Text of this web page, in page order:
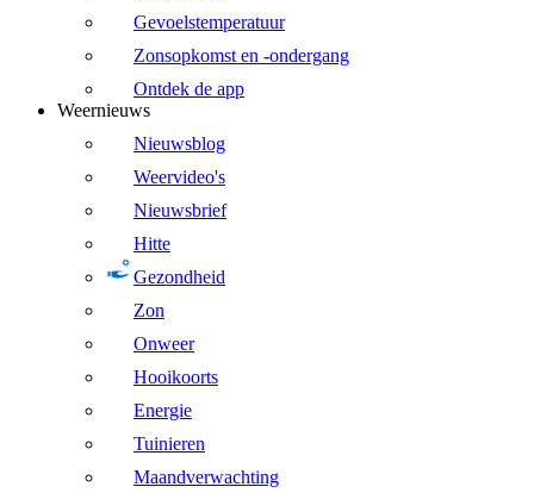
Gevoelstemperatuur
Zonsopkomst en -ondergang
Ontdek de app
Weernieuws
Nieuwsblog
Weervideo's
Nieuwsbrief
Hitte
Gezondheid
Zon
Onweer
Hooikoorts
Energie
Tuinieren
Maandverwachting